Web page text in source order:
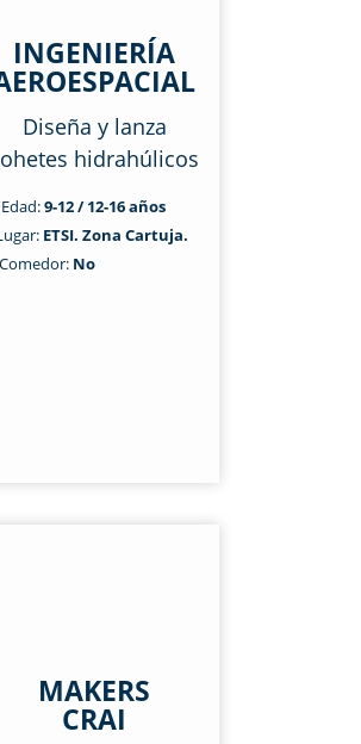
INGENIERÍA
Diseña y lanza
hidrahúlicos
Edad:9-12 / 12-16 años
ETSI. Zona Cartuja.
Comedor: No
MAKERS
CRAI